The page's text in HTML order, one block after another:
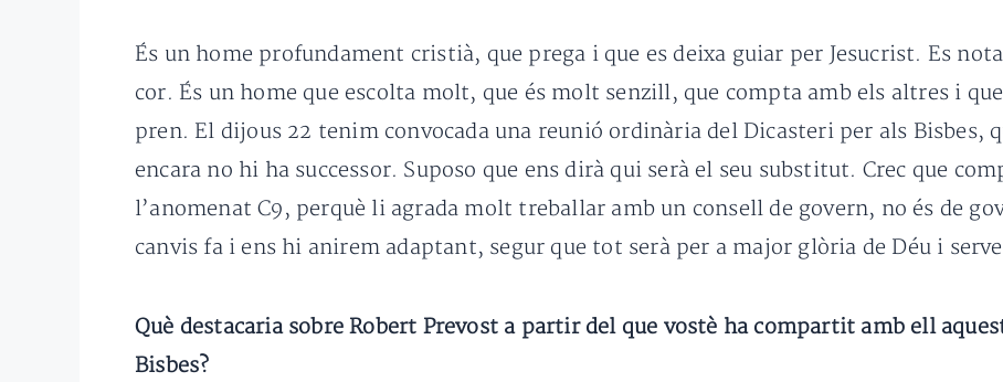
És un home profundament cristià, que prega i que es deixa guiar per Jesucrist. Es
cor. És un home que escolta molt, que és molt senzill, que compta amb els altres i
pren. El dijous 22 tenim convocada una reunió ordinària del Dicasteri per als Bisbes,
encara no hi ha successor. Suposo que ens dirà qui serà el seu substitut. Crec que
l’anomenat C9, perquè li agrada molt treballar amb un consell de govern, no és de
canvis fa i ens hi anirem adaptant, segur que tot serà per a major glòria de Déu i
Què destacaria sobre Robert Prevost a partir del que vostè ha compartit amb ell
Bisbes?